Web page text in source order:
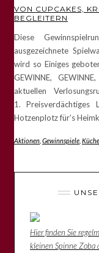
VON CUPCAKES,
BEGLEITERN
Diese
ausgezeichnete
wird so Einiges
GEWINNE,
aktuellen
1. Preisverdächtiges
Hotzenplotz für’s
Aktionen Gewinnspiele Küche
Hier finden Sie
kleinen Spinne Zoba